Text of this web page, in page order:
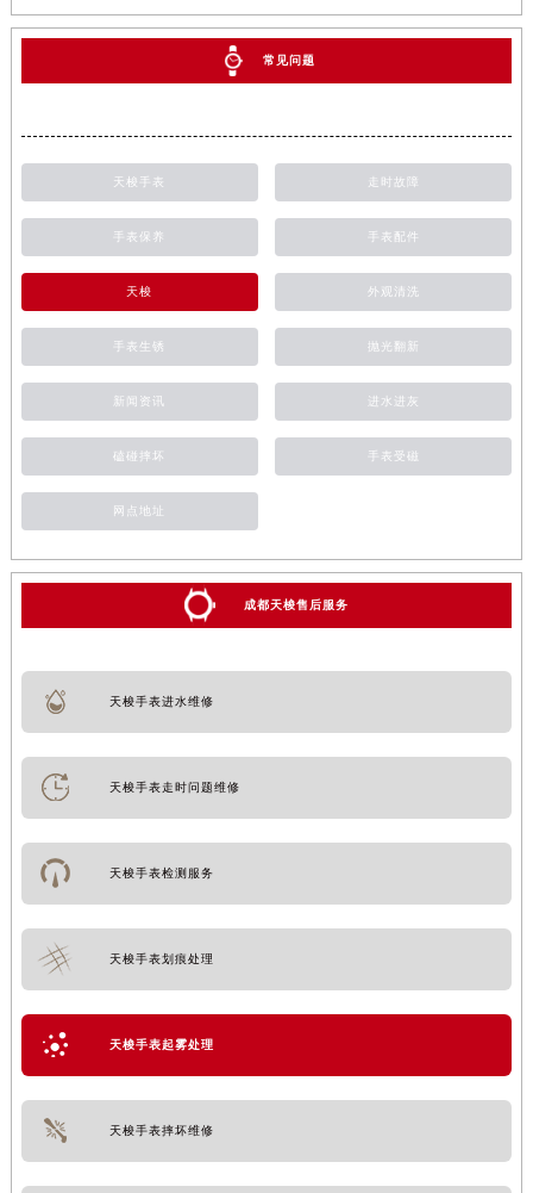
常见问题
天梭手表 走时故障
手表保养 手表配件
天梭 外观清洗
手表生锈 抛光翻新
新闻资讯 进水进灰
磕碰摔坏 手表受磁
网点地址
成都天梭售后服务
天梭手表进水维修
天梭手表走时问题维修
天梭手表检测服务
天梭手表划痕处理
天梭手表起雾处理
天梭手表摔坏维修